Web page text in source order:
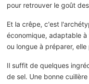
pour retrouver le goût
Et la crêpe, c'est
économique, adaptable
ou longue à préparer,
Il suffit de quelques
de sel. Une bonne